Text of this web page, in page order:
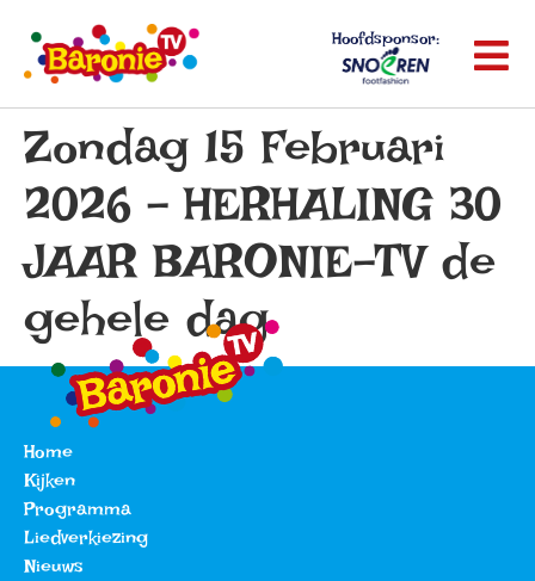
Hoofdsponsor:
Zondag 15 Februari
2026 – HERHALING 30
JAAR BARONIE-TV de
gehele dag
Home
Kijken
Programma
Liedverkiezing
Nieuws